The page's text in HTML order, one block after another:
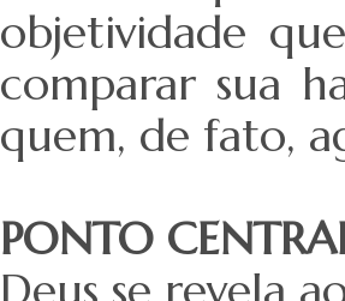
objetividade
comparar sua
quem, de fato,
PONTO